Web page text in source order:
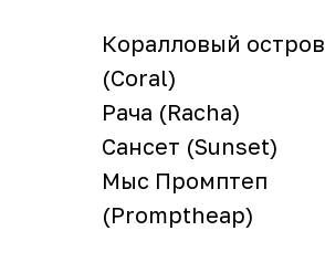
Коралловый остров
(Coral)
Рача (Racha)
Сансет (Sunset)
Мыс Промптеп
(Promptheap)